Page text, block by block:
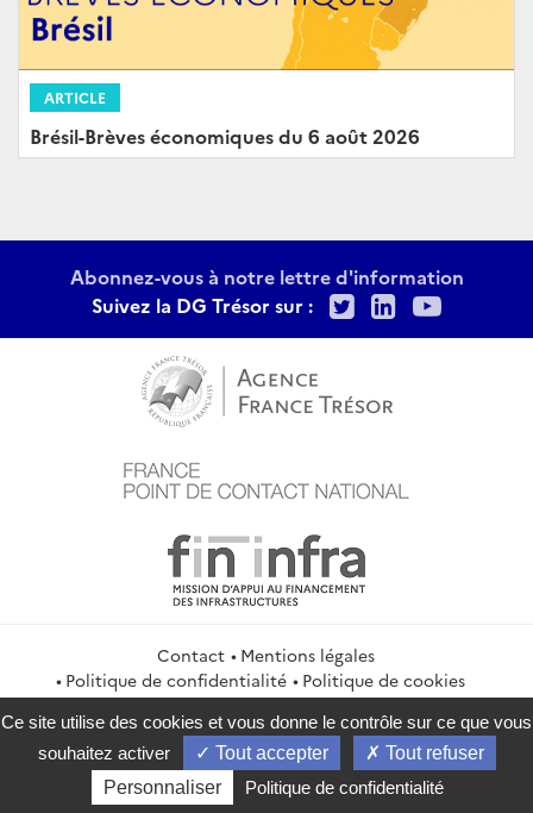
ARTICLE
Brésil-Brèves économiques du 6 août 2026
Abonnez-vous à notre lettre d'information
Suivez la DG Trésor sur :
TwitterLinkedIn
Contact
Mentions légales
Politique de confidentialité
Politique de cookies
Gestion des cookies
Flux RSS
service-public.gouv.fr
legifrance.gouv.fr
info.gouv.fr
data.gouv.fr
Ce site utilise des cookies et vous donne le contrôle sur ce que vous
souhaitez activer
Tout accepter
Tout refuser
Personnaliser
Politique de confidentialité